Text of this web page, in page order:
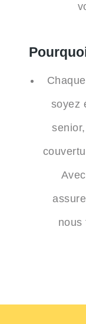
soyez
nous